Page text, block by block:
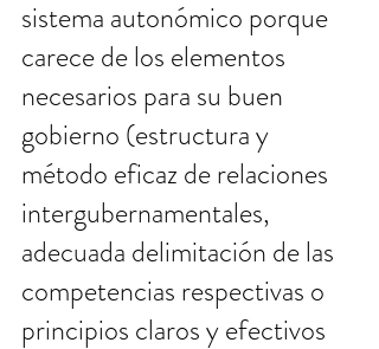
sistema autonómico porque
carece de los elementos
necesarios para su buen
gobierno (estructura y
método eficaz de relaciones
intergubernamentales,
adecuada delimitación de las
competencias respectivas o
principios claros y efectivos